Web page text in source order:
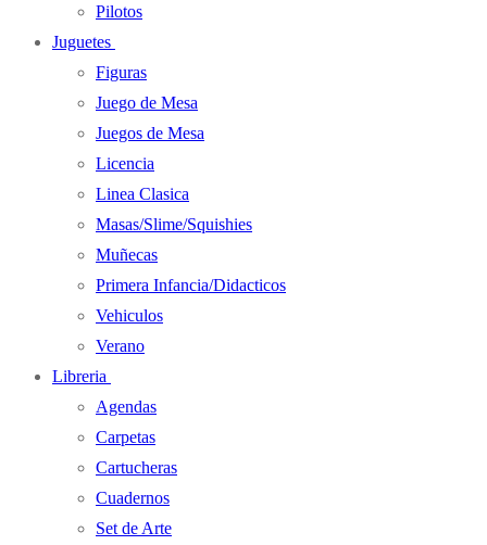
Pilotos
Juguetes
Figuras
Juego de Mesa
Juegos de Mesa
Licencia
Linea Clasica
Masas/Slime/Squishies
Muñecas
Primera Infancia/Didacticos
Vehiculos
Verano
Libreria
Agendas
Carpetas
Cartucheras
Cuadernos
Set de Arte